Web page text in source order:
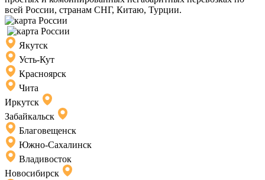
всей России, странам СНГ, Китаю, Турции.
Якутск
Усть-Кут
Красноярск
Чита
Иркутск
Забайкальск
Благовещенск
Южно-Сахалинск
Владивосток
Новосибирск